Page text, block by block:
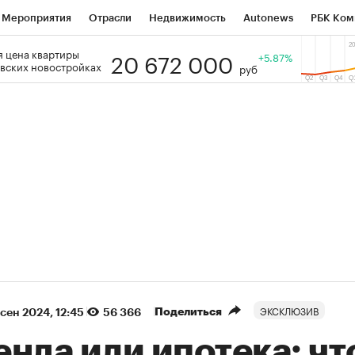
Мероприятия Отрасли Недвижимость Autonews РБК
РБК Образование Тренды
цена квартиры
новостройках
20 672 000 руб
+5.87%
2024, 12:45 56 366 Поделиться ЭКСКЛЮЗИВ